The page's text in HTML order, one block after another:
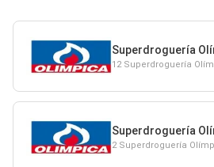
Superdroguería
12 Superdroguería
Superdroguería
2 Superdroguería